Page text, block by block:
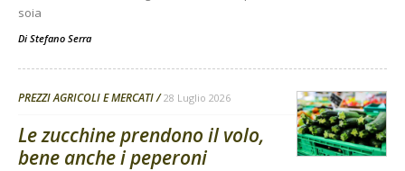
soia
Di Stefano Serra
PREZZI AGRICOLI E MERCATI 28 Luglio 2026
Le zucchine prendono il volo,
bene anche i peperoni